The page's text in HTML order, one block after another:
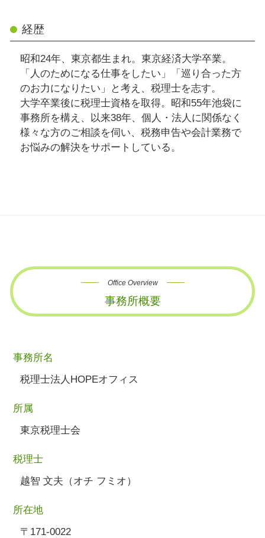
経歴
昭和24年、東京都生まれ。東京経済大学卒業。
「人のためになる仕事をしたい」「巡り合った方
のお力になりたい」と考え、税理士を志す。
大学卒業後に税理士資格を取得。昭和55年池袋に
事務所を構え、以来38年、個人・法人に関係なく
様々な方のご相談を伺い、税務申告や会計業務で
お悩みの解決をサポートしている。
Office Overview
事務所概要
事務所名
税理士法人HOPEオフィス
所属
東京税理士会
税理士
越智 文夫（オチ フミオ）
所在地
〒171-0022